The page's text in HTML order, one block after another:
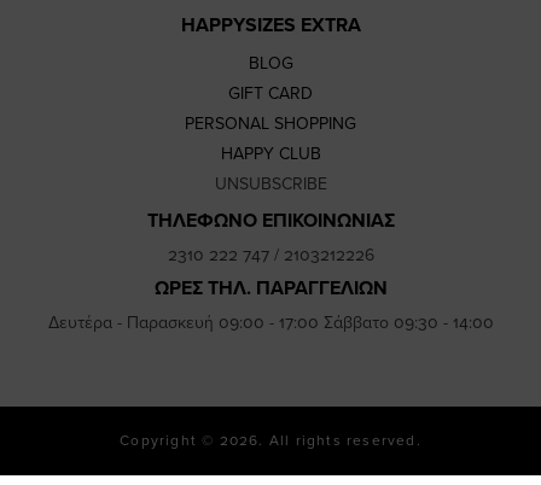
HAPPYSIZES EXTRA
BLOG
GIFT CARD
PERSONAL SHOPPING
HAPPY CLUB
UNSUBSCRIBE
ΤΗΛΕΦΩΝΟ ΕΠΙΚΟΙΝΩΝΙΑΣ
2310 222 747/ 2103212226
ΩΡΕΣ ΤΗΛ. ΠΑΡΑΓΓΕΛΙΩΝ
Δευτέρα - Παρασκευή 09:00 - 17:00 Σάββατο 09:30 - 14:00
Copyright © 2026. All rights reserved.